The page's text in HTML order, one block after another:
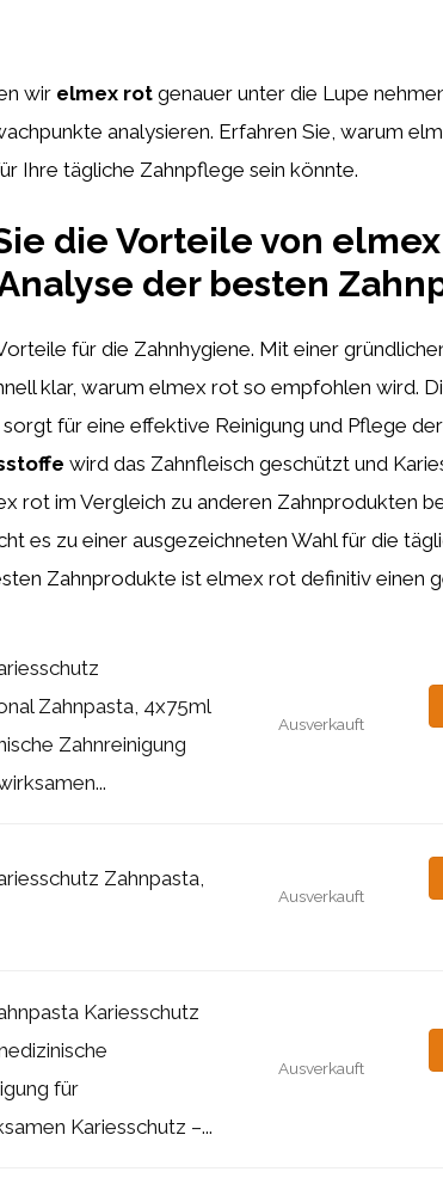
wir elmex rot genauer unter die Lupe
analysieren. Erfahren Sie, warum
Ihre tägliche Zahnpflege sein könnte.
die Vorteile von
der besten
für die Zahnhygiene. Mit einer
klar, warum elmex rot so empfohlen wird.
für eine effektive Reinigung und Pflege
wird das Zahnfleisch geschützt und
rot im Vergleich zu anderen Zahnprodukten
es zu einer ausgezeichneten Wahl für die
Zahnprodukte ist elmex rot definitiv einen
Zahnpasta, 4x75ml
Zahnreinigung
Ausverkauft
Zahnpasta,
Ausverkauft
Kariesschutz
für
Kariesschutz –...
Ausverkauft